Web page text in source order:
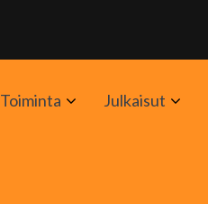
Toiminta AvaaJulkaisut